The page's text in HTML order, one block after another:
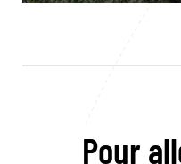
Pour